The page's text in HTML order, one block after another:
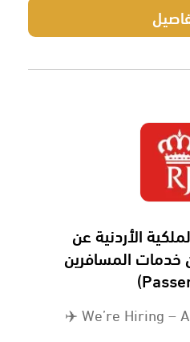
الأردنية عن
خدمات المسافرين
We’re Hiring –